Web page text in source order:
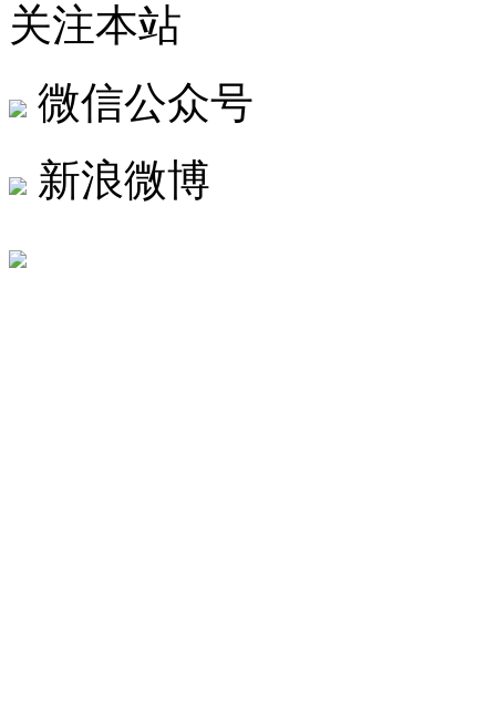
关注本站
微信公众号
新浪微博